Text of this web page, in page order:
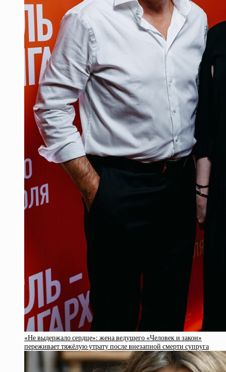
«Не выдержало сердце»: жена ведущего «Человек и закон»
переживает тяжёлую утрату после внезапной смерти супруга